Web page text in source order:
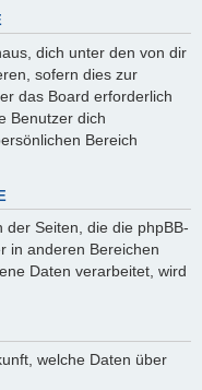
dich unter den von dir
sofern dies zur
das Board erforderlich
Benutzer dich
Bereich
der Seiten, die die phpBB-
in anderen Bereichen
Daten verarbeitet, wird
welche Daten über